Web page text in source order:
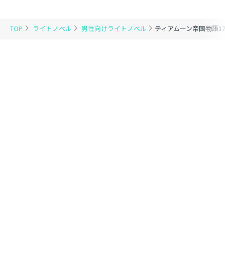
TOP ライトノベル 男性向けライトノベル ティアムーン帝国物語